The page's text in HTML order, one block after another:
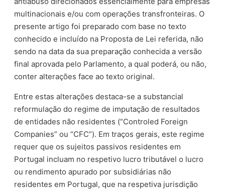
multinacionais e/ou com operações transfronteiras. O
presente artigo foi preparado com base no texto
conhecido e incluído na Proposta de Lei referida, não
sendo na data da sua preparação conhecida a versão
final aprovada pelo Parlamento, a qual poderá, ou não,
conter alterações face ao texto original.
Entre estas alterações destaca-se a substancial
reformulação do regime de imputação de resultados
de entidades não residentes (“Controled Foreign
Companies” ou “CFC”). Em traços gerais, este regime
requer que os sujeitos passivos residentes em
Portugal incluam no respetivo lucro tributável o lucro
ou rendimento apurado por subsidiárias não
residentes em Portugal, que na respetiva jurisdição